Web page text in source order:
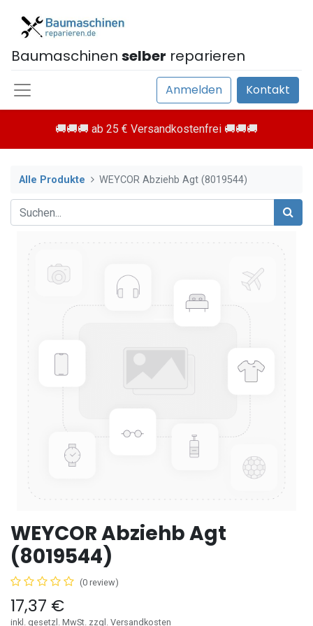
Baumaschinen selber reparieren
Anmelden Kontakt
🚚🚚🚚 ab 25 € Versandkostenfrei 🚚🚚🚚
Alle Produkte WEYCOR Abziehb Agt (8019544)
WEYCOR Abziehb Agt
(8019544)
(0 review)
17,37 €
inkl. gesetzl. MwSt. zzgl. Versandkosten